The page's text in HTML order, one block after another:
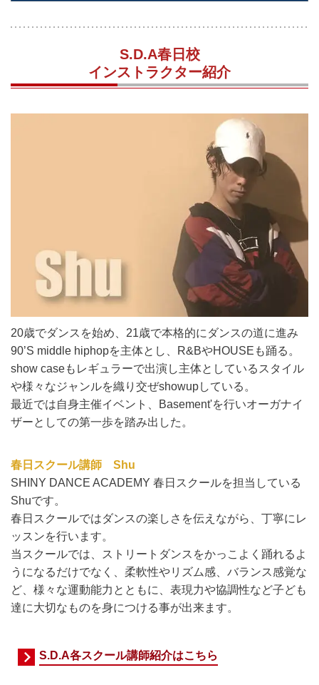
S.D.A春日校
インストラクター紹介
20歳でダンスを始め、21歳で本格的にダンスの道に進み
90’S middle hiphopを主体とし、R&BやHOUSEも踊る。
show caseもレギュラーで出演し主体としているスタイル
や様々なジャンルを織り交ぜshowupしている。
最近では自身主催イベント、Basement'を行いオーガナイ
ザーとしての第一歩を踏み出した。
春日スクール講師 Shu
SHINY DANCE ACADEMY 春日 スクールを担当している
Shuです。
春日スクールではダンスの楽しさを伝えながら、丁寧にレ
ッスンを行います。
当スクールでは、ストリートダンスをかっこよく踊れるよ
うになるだけでなく、柔軟性やリズム感、バランス感覚な
ど、様々な運動能力とともに、表現力や協調性など子ども
達に大切なものを身につける事が出来ます。
S.D.A各スクール講師紹介はこちら